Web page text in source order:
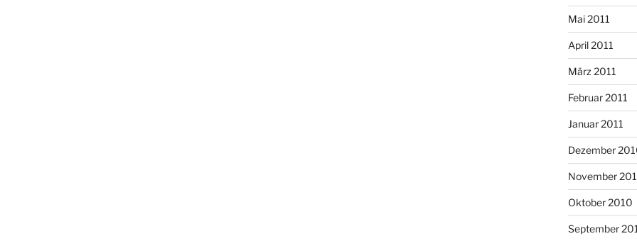
Mai 2011
April 2011
März 2011
Februar 2011
Januar 2011
Dezember
November
Oktober 2010
September